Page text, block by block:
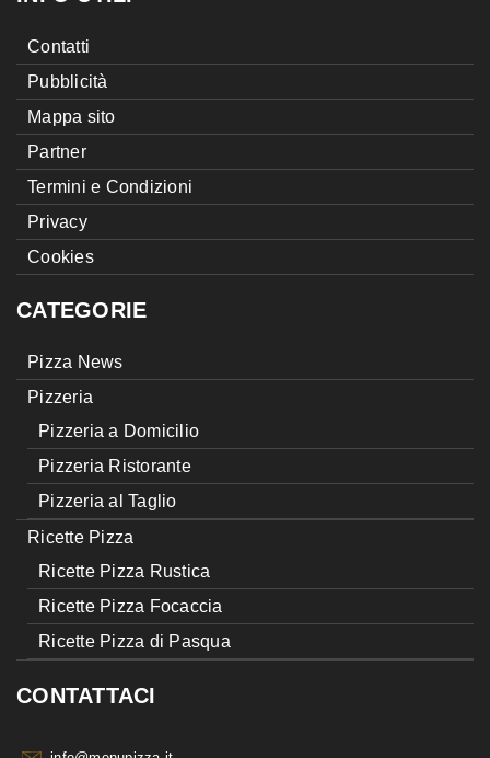
Contatti
Pubblicità
Mappa sito
Partner
Termini e Condizioni
Privacy
Cookies
CATEGORIE
Pizza News
Pizzeria
Pizzeria a Domicilio
Pizzeria Ristorante
Pizzeria al Taglio
Ricette Pizza
Ricette Pizza Rustica
Ricette Pizza Focaccia
Ricette Pizza di Pasqua
CONTATTACI